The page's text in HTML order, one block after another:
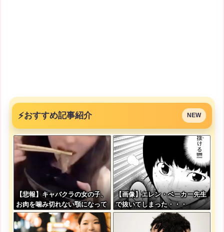
⚡おすすめ記事紹介 NEW
【悲報】キャバクラの女の子、
お肉を噛み切れない顎になって
しまう・・・
【画像】エレン・ベーカー先生
で抜いてしまった・・・